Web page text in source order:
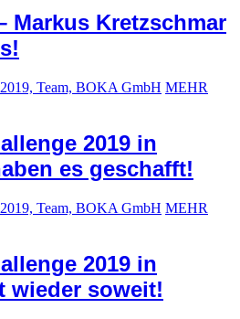
Markus Kretzschmar
MEHR
2019 in
es geschafft!
MEHR
2019 in
wieder soweit!